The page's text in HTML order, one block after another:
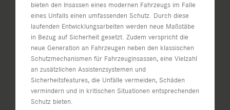
bieten den Insassen eines modernen Fahrzeugs im Falle
eines Unfalls einen umfassenden Schutz. Durch diese
laufenden Entwicklungsarbeiten werden neue Maßstäbe
in Bezug auf Sicherheit gesetzt. Zudem verspricht die
neue Generation an Fahrzeugen neben den klassischen
Schutzmechanismen für Fahrzeuginsassen, eine Vielzahl
an zusätzlichen Assistenzsystemen und
Sicherheitsfeatures, die Unfälle vermeiden, Schäden
vermindern und in kritischen Situationen entsprechenden
Schutz bieten.